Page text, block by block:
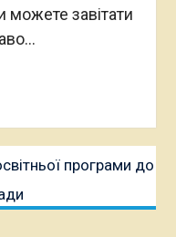
можете завітати
програми до